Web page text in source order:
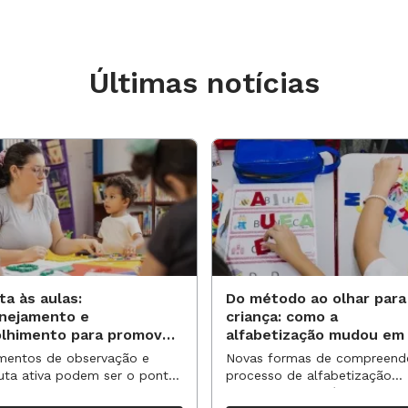
governo coloca a “forte doutrinação”
causa preocupação nos
definição”, aponta Gabriela.
possível contar com diagnósticos
brasileiras. “Não sabemos qual a
ocorre, como afeta os alunos...
desafio prioritário para o país”.
Últimas notícias
às aulas:
e
para promover
aprendizagens
de observação e
ativa podem ser o ponto
Do método ao olhar para
criança: como a
alfabetização mudou em
anos?
Novas formas de
processo de alfabetização
influenciaram políticas e